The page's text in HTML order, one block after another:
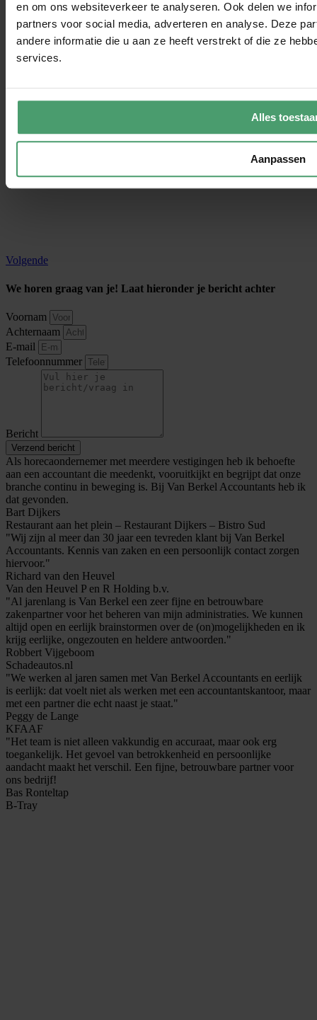
en om ons websiteverkeer te analyseren. Ook delen we
partners voor social media, adverteren en analyse. Deze
andere informatie die u aan ze heeft verstrekt of die ze
services.
Alles
Aanpassen
Volgende
We horen graag van je! Laat hieronder je bericht achter
Voornam
Achternaam
E-mail
Telefoonnummer
Bericht
Verzend bericht
Als horecaondernemer met meerdere vestigingen heb ik behoefte
aan een accountant die meedenkt, vooruitkijkt en begrijpt dat onze
branche continu in beweging is. Bij Van Berkel Accountants heb ik
dat gevonden.
Bart Dijkers
Restaurant aan het plein – Restaurant Dijkers – Bistro Sud
"Wij zijn al meer dan 30 jaar een tevreden klant bij Van Berkel
Accountants. Kennis van zaken en een persoonlijk contact zorgen
hiervoor."
Richard van den Heuvel
Van den Heuvel P en R Holding b.v.
"Al jarenlang is Van Berkel een zeer fijne en betrouwbare
zakenpartner voor het beheren van mijn administraties. We kunnen
altijd open en eerlijk brainstormen over de (on)mogelijkheden en ik
krijg eerlijke, ongezouten en heldere antwoorden."
Robbert Vijgeboom
Schadeautos.nl
"We werken al jaren samen met Van Berkel Accountants en eerlijk
is eerlijk: dat voelt niet als werken met een accountantskantoor, maar
met een partner die echt naast je staat."
Peggy de Lange
KFAAF
"Het team is niet alleen vakkundig en accuraat, maar ook erg
toegankelijk. Het gevoel van betrokkenheid en persoonlijke
aandacht maakt het verschil. Een fijne, betrouwbare partner voor
ons bedrijf!
Bas Ronteltap
B-Tray